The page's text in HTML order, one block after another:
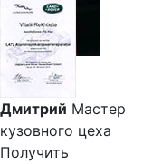
Дмитрий Мастер
кузовного цеха
Получить